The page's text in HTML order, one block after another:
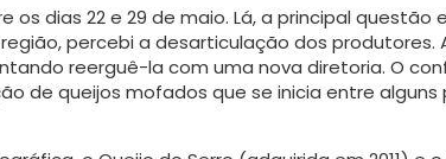
dias 22 e 29 de maio. Lá, a principal questão
percebi a desarticulação dos
reerguê-la com uma nova diretoria. O
queijos mofados que se inicia entre